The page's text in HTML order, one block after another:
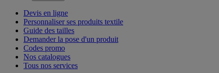
Devis en ligne
Personnaliser ses produits textile
Guide des tailles
Demander la pose d'un produit
Codes promo
Nos catalogues
Tous nos services